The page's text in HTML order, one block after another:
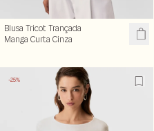
Blusa Tricot Trançada
Manga Curta Cinza
-25%